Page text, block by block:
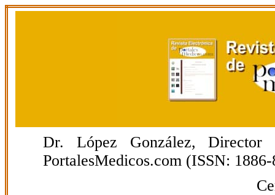
Dr. López González,
PortalesMedicos.com (ISSN: